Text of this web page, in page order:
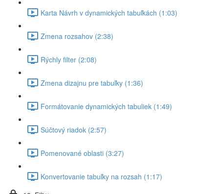
Karta Návrh v dynamických tabuľkách (1:03)
Zmena rozsahov (2:38)
Rýchly filter (2:08)
Zmena dizajnu pre tabuľky (1:36)
Formátovanie dynamických tabuliek (1:49)
Súčtový riadok (2:57)
Pomenované oblasti (3:27)
Konvertovanie tabuľky na rozsah (1:17)